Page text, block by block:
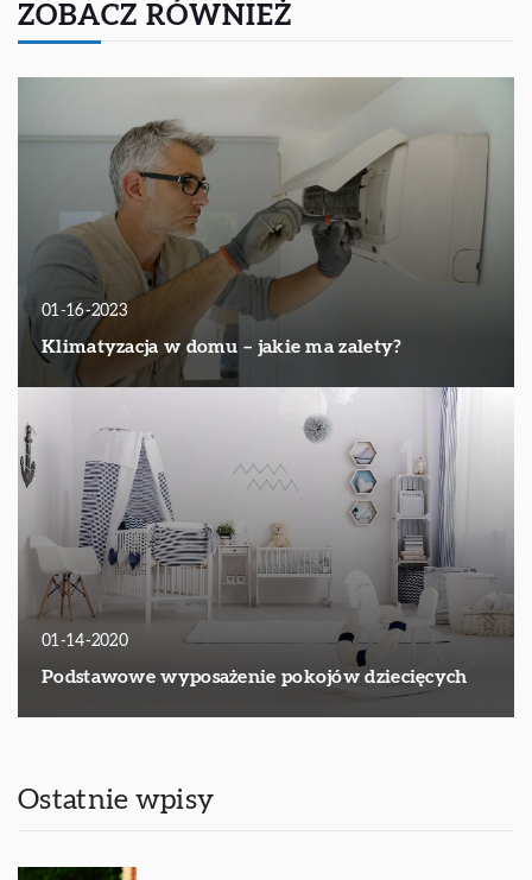
ZOBACZ RÓWNIEŻ
01-16-2023
Klimatyzacja w domu – jakie ma zalety?
01-14-2020
Podstawowe wyposażenie pokojów dziecięcych
Ostatnie wpisy